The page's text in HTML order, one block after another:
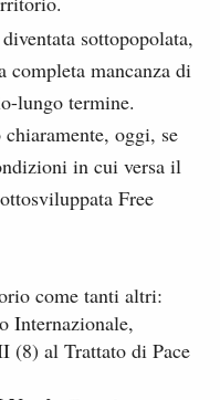
sottopopolata,
completa mancanza di
lungo termine.
oggi, se
in cui versa il
Free
come tanti altri:
Internazionale,
(8) al Trattato di Pace